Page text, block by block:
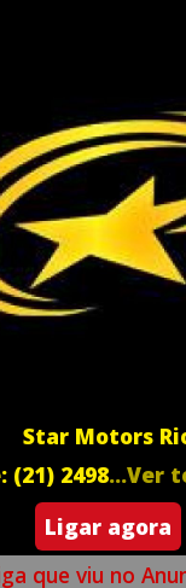
Star Motors
(21) 2498...Ver
Ligar agora
que viu no